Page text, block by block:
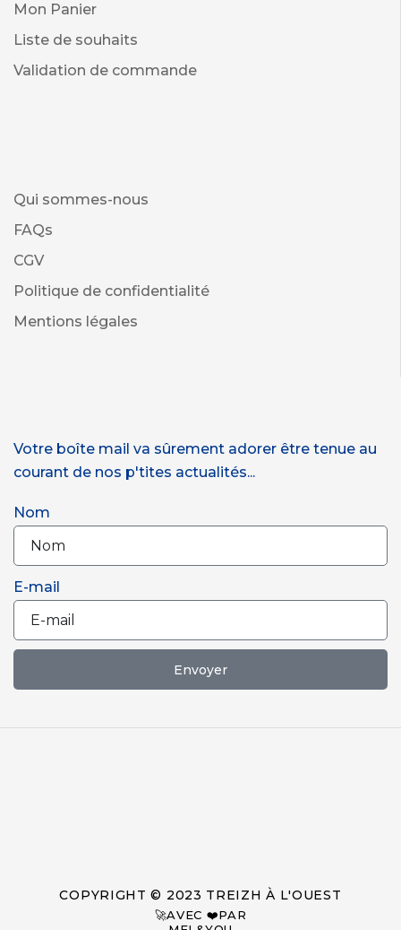
Mon Panier
Liste de souhaits
Validation de commande
Qui sommes-nous
FAQs
CGV
Politique de confidentialité
Mentions légales
Votre boîte mail va sûrement adorer être tenue au
courant de nos p'tites actualités...
Nom
E-mail
Envoyer
COPYRIGHT © 2023 TREIZH À L'OUEST
🚀AVEC ❤️PAR